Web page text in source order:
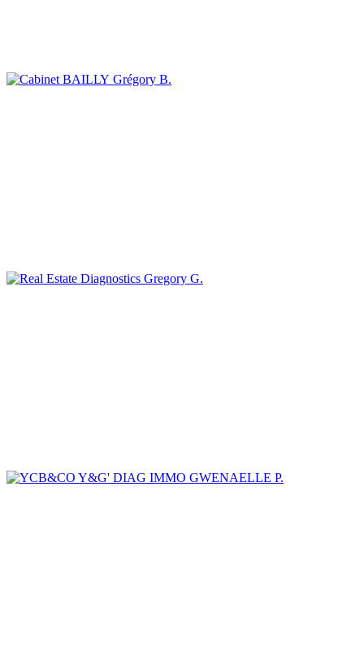
Grégory B.
Gregory G.
GWENAELLE P.